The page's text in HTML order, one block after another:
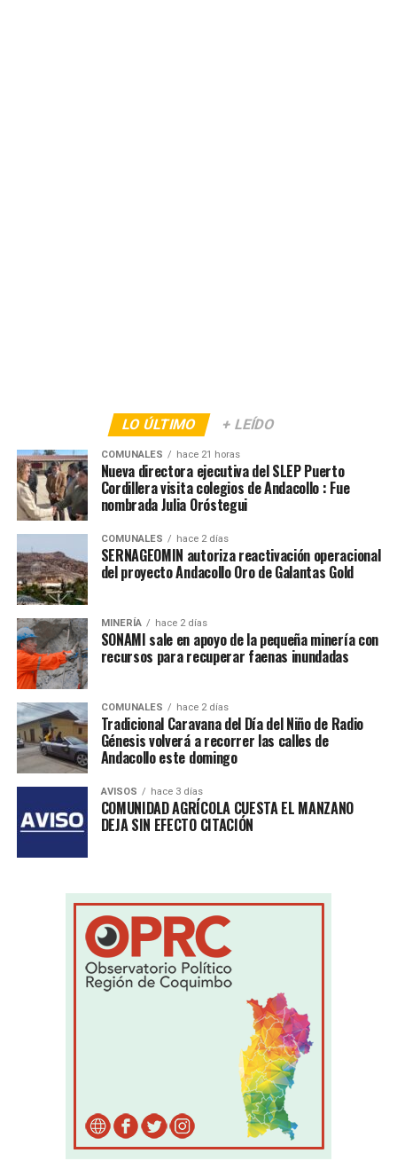
LO ÚLTIMO + LEÍDO
COMUNALES hace 21 horas
Nueva directora ejecutiva del SLEP Puerto
Cordillera visita colegios de Andacollo : Fue
nombrada Julia Oróstegui
COMUNALES hace 2 días
SERNAGEOMIN autoriza reactivación operacional
del proyecto Andacollo Oro de Galantas Gold
MINERÍA hace 2 días
SONAMI sale en apoyo de la pequeña minería con
recursos para recuperar faenas inundadas
COMUNALES hace 2 días
Tradicional Caravana del Día del Niño de Radio
Génesis volverá a recorrer las calles de
Andacollo este domingo
AVISOS hace 3 días
COMUNIDAD AGRÍCOLA CUESTA EL MANZANO
DEJA SIN EFECTO CITACIÓN